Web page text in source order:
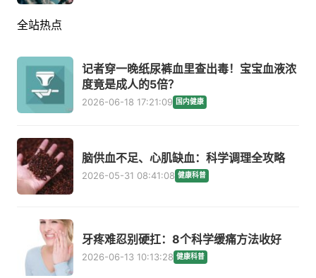
全站热点
记者穿一晚纸尿裤血里查出毒！宝宝血液浓
度竟是成人的5倍？
2026-06-18 17:21:09 国内健康
脑供血不足、心肌缺血：科学调理全攻略
2026-05-31 08:41:08 健康科普
牙疼难忍别硬扛：8个科学缓痛方法收好
2026-06-13 10:13:28 健康科普